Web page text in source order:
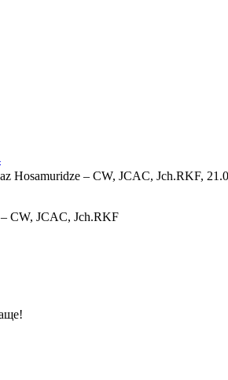
– CW, JCAC, Jch.RKF,
JCAC, Jch.RKF